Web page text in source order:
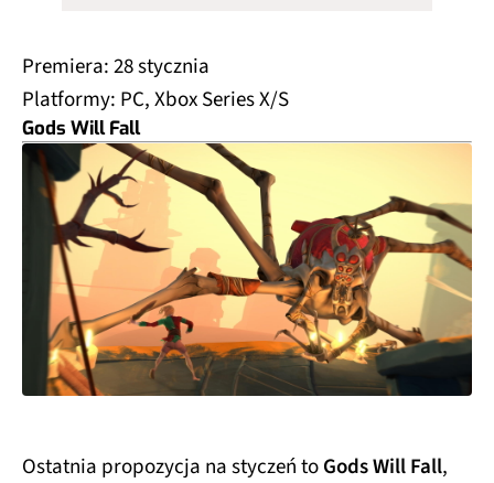
Premiera: 28 stycznia
Platformy: PC, Xbox Series X/S
Gods Will Fall
Ostatnia propozycja na styczeń toGods Will Fall,